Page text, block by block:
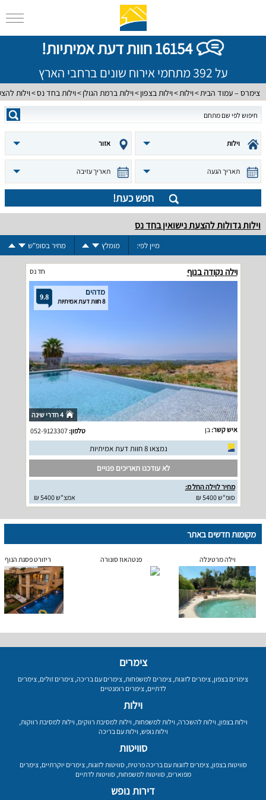
16154 חוות דעת אמיתיות!
על 392 מתחמי אירוח שונים ברחבי הארץ
צימרס – עמוד הבית וילות וילות בצפון וילות ברמת הגולן וילות בחד נס וילות
וילות אזור
תאריך הגעה תאריך עזיבה
חפש כעת!
וילות גדולות להצעת נישואין בחד נס
מיין לפי: מומלץ מחיר בסופ"ש
וילה נקודה בנוף חד נס
9.8 מדהים
8 חוות דעת אמיתיות
4 חדרי שינה
איש קשר: בן טלפון:052-9123307
נמצאו 8 חוות דעת אמיתיות
לא עודכנו תאריכים פנויים
מחיר לוילה החל מ:
סופ"ש 5400 ₪
אמצ"ש 5400 ₪
מקומות חדשים באתר
וילה מרטינלה פנטהאוז סונורה ריזורט פסגת הנוף
צימרים
צימרים בצפון, צימרים לזוגות, צימרים למשפחות, צימרים עם בריכה, צימרים זולים, צימרים
לדתיים,צימרים רומנטיים
וילות
וילות בצפון, וילות להשכרה, וילות למשפחות, וילות למסיבת רווקים, וילות למסיבת רווקות,
וילות נופש, וילות עם בריכה
סוויטות
סוויטות בצפון,צימרים לזוגות עם בריכה פרטית,סוויטות לזוגות,צימרים יוקרתיים,צימרים
מפוארים,סוויטות למשפחות,סוויטות לדתיים
דירות נופש